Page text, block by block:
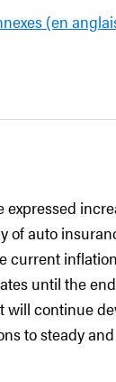
(en
expressed
of auto
current
until the
will continue
to steady